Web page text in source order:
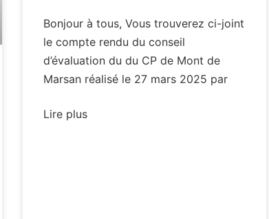
Bonjour à tous, Vous trouverez ci-joint
le compte rendu du conseil
d’évaluation du du CP de Mont de
Marsan réalisé le 27 mars 2025 par
Lire plus